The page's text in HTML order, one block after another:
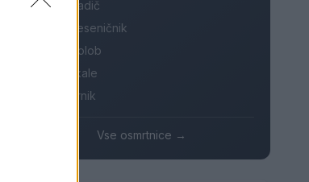
Danica Sladič
Cvetko Jeseničnik
Branko Golob
Roman Skale
Ivana Mernik
Vse osmrtnice →